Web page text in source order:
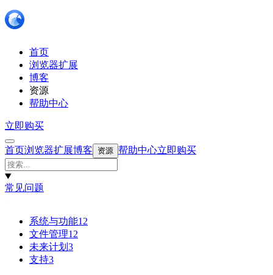
首页
浏览器扩展
博客
资源
帮助中心
立即购买
首页浏览器扩展博客 资源 帮助中心立即购买
常见问题
系统与功能12
文件管理12
未来计划 3
支持3